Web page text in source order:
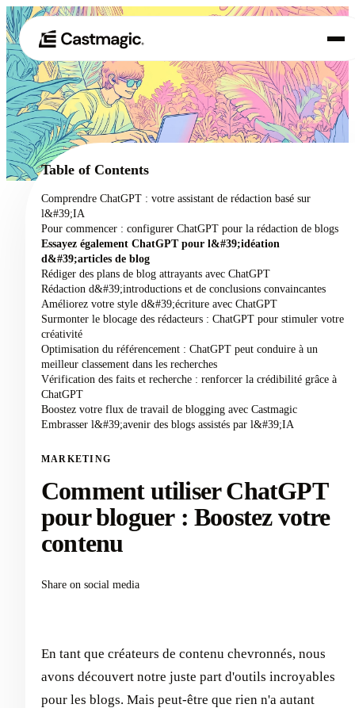
01 Produit
02 Cas d'utilisation
Tarification
À propos de nous
Table of Contents
Comprendre ChatGPT : votre assistant de rédaction basé sur
l&#39;IA
Pour commencer : configurer ChatGPT pour la rédaction de blogs
Essayez également ChatGPT pour l&#39;idéation
d&#39;articles de blog
Rédiger des plans de blog attrayants avec ChatGPT
Rédaction d&#39;introductions et de conclusions convaincantes
Améliorez votre style d&#39;écriture avec ChatGPT
Surmonter le blocage des rédacteurs : ChatGPT pour stimuler votre
créativité
Optimisation du référencement : ChatGPT peut conduire à un
meilleur classement dans les recherches
Vérification des faits et recherche : renforcer la crédibilité grâce à
ChatGPT
Boostez votre flux de travail de blogging avec Castmagic
Embrasser l&#39;avenir des blogs assistés par l&#39;IA
MARKETING
Comment utiliser ChatGPT
pour bloguer : Boostez votre
contenu
Share on social media
En tant que créateurs de contenu chevronnés, nous
avons découvert notre juste part d'outils incroyables
pour les blogs. Mais peut-être que rien n'a autant